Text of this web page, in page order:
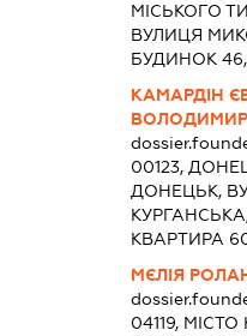
МІСЬКОГО
ВУЛИЦЯ
БУДИНОК
КАМАРДІН
00123,
ДОНЕЦЬК,
КВАРТИРА
МЄЛІЯ
04119,